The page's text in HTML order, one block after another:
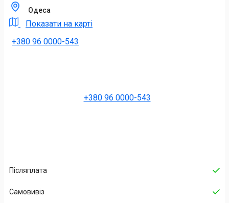
Одеса
Показати на карті
+380 96 0000-543
+380 96 0000-543
Післяплата
Самовивіз